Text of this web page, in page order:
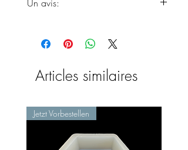
Un avis:
n'arrivent qu'à la fin des délais de
fraîchement fait à la main.
Articles similaires
Jetzt Vorbestellen